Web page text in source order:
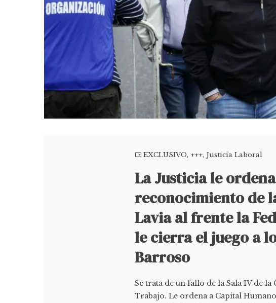
EXCLUSIVO, +++, Justicia Laboral
La Justicia le
reconocimiento de
Lavia al frente la
le cierra el juego a
Barroso
Se trata de un fallo de la Sala IV de
Trabajo. Le ordena a Capital